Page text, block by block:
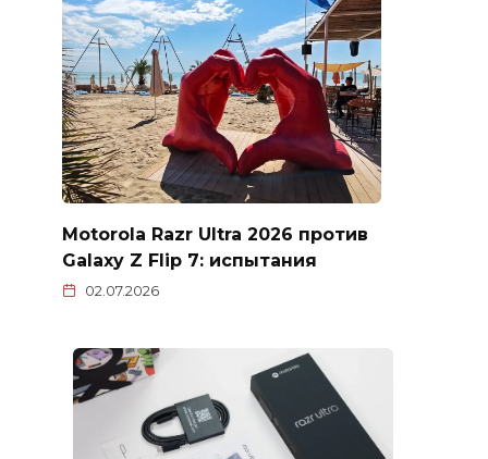
Motorola Razr Ultra 2026 против
Galaxy Z Flip 7: испытания
02.07.2026